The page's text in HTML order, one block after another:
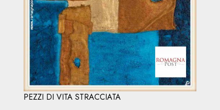
PEZZI DI VITA STRACCIATA